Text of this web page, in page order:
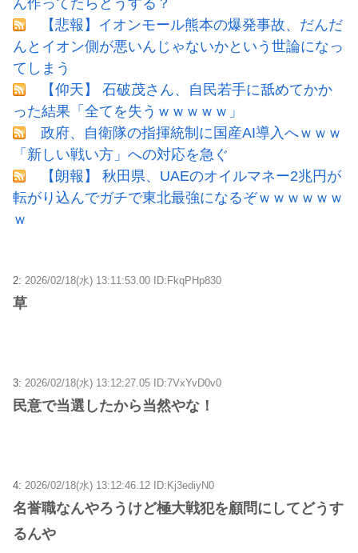
【悲報】イオンモール熊本の爆発事故、だんだ
んとイオン側が悪いんじゃないかという世論になっ
てしまう
【仰天】 石破茂さん、自民若手に舐めてかか
った結果「全てを失うｗｗｗｗｗ」
政府、自衛隊の指揮統制に国産AI導入へｗｗｗ
「新しい戦い方」への対応を急ぐ
【朗報】 秋田県、UAEのオイルマネー2兆円が
転がり込んでガチで東北最強になるぞｗｗｗｗｗｗ
ｗ
2: 2026/02/18(水) 13:11:53.00 ID:FkqPHp830
草
3: 2026/02/18(水) 13:12:27.05 ID:7VxYvD0v0
民意で当選したから当然やな！
4: 2026/02/18(水) 13:12:46.12 ID:Kj3ediyN0
名誉職なんやろうけど極大戦犯を顧問にしてどうす
るんや